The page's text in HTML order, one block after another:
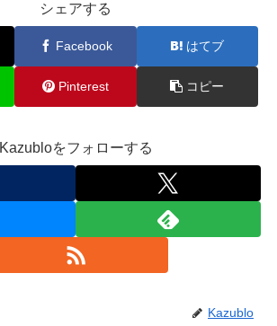
シェアする
Facebook はてブ
Pinterest コピー
Kazubloをフォローする
Kazublo